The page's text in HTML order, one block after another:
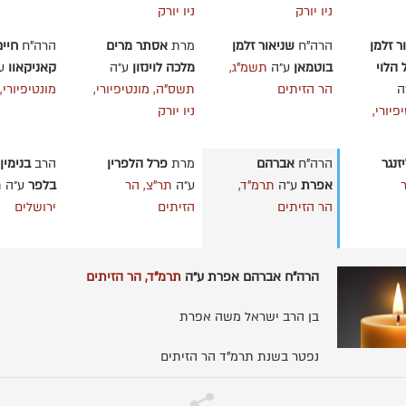
ניו יורק
ניו יורק
זלמן
הלוי
הרה"חשניאור זלמן
בוטמאן ע״ה תשמ"ג,
הר הזיתים
מרתאסתר מרים
מלכה לוינזון ע״ה
תשס"ה, מונטיפיורי,
ניו יורק
הרה"ח
קאניקאוו
הרה"חאברהם
אפרת ע״ה תרמ"ד,
הר הזיתים
הרה"ח אברהם אפרת ע״ה תרמ"ד, הר הזיתים
בן הרב ישראל משה אפרת
נפטר בשנת תרמ"ד הר הזיתים
מרתפרל הלפרין
ע״ה תר"צ, הר
הזיתים
הרב
בלפרע״ה
ירושלים